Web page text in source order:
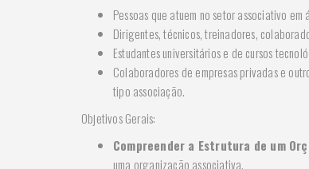
Pessoas que atuem no setor associativo
Dirigentes, técnicos, treinadores,
Estudantes universitários e de cursos
Colaboradores de empresas privadas e
tipo associação.
Objetivos Gerais:
Compreender a Estrutura de um
uma organização associativa.